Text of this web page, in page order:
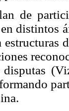
de
distintos
disputas